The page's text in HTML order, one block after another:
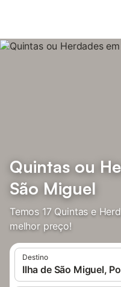
Quintas ou
São Miguel
Temos 17 Quintas e
melhor preço!
Destino
Ilha de São Miguel,